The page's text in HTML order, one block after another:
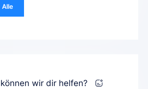
Alle
wir dir helfen?